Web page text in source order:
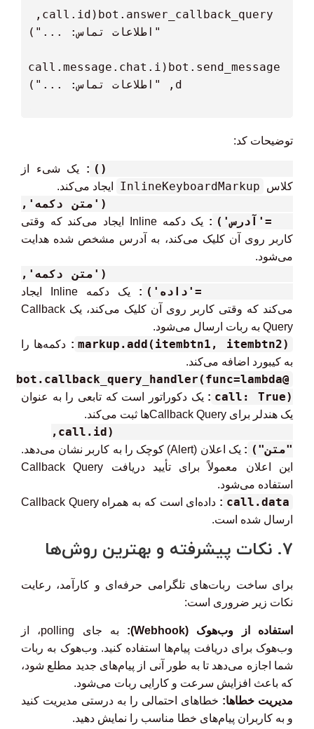
bot.send_message(call.message.chat.i
توضیحات کد:
: یک شیء از
کلاس
InlineKeyboardMarkup ایجاد می‌کند.
types.InlineKeyboardButton('متن دکمه',
:
یک دکمه Inline ایجاد می‌کند که وقتی
کاربر روی آن کلیک می‌کند، به آدرس مشخص شده هدایت
می‌شود.
types.InlineKeyboardButton('متن دکمه',
:
یک دکمه Inline ایجاد
می‌کند که وقتی کاربر روی آن کلیک می‌کند، یک Callback
Query به ربات ارسال می‌شود.
markup.add(itembtn1, itembtn2)
: دکمه‌ها را
به کیبورد اضافه می‌کند.
@bot.callback_query_handler(func=lambda
call: True)
: یک دکوراتور است که تابعی را به عنوان
یک هندلر برای Callback Queryها ثبت می‌کند.
bot.answer_callback_query(call.id,
"متن") :
یک اعلان (Alert) کوچک را به کاربر نشان می‌دهد.
این اعلان معمولاً برای تأیید دریافت Callback Query
استفاده می‌شود.
call.data
:
داده‌ای است که به همراه Callback Query
ارسال شده است.
7. نکات پیشرفته و بهترین روش‌ها
برای ساخت ربات‌های تلگرامی حرفه‌ای و کارآمد، رعایت
نکات زیر ضروری است:
استفاده از وب‌هوک (Webhook):
به جای polling، از
وب‌هوک برای دریافت پیام‌ها استفاده کنید. وب‌هوک به ربات
شما اجازه می‌دهد تا به طور آنی از پیام‌های جدید مطلع شود،
که باعث افزایش سرعت و کارایی ربات می‌شود.
مدیریت خطاها: خطاهای احتمالی را به درستی مدیریت کنید
و به کاربران پیام‌های خطا مناسب را نمایش دهید.